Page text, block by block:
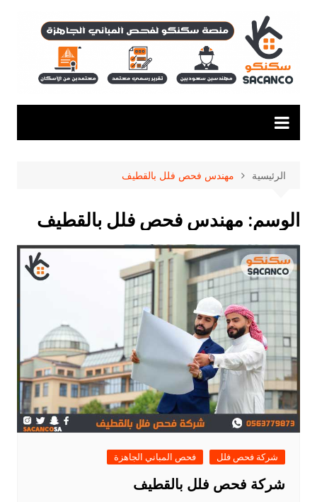
المحتوى
الرئيسية مهندس فحص فلل بالقطيف
الوسم: مهندس فحص فلل بالقطيف
شركة فحص فلل فحص المباني الجاهزة
شركة فحص فلل بالقطيف